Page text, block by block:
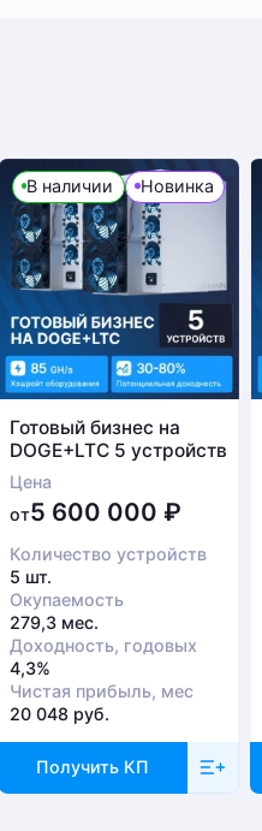
В наличии Новинка
Готовый бизнес на
DOGE+LTC 5 устройств
Цена
от5 600 000₽
Количество устройств
5 шт.
Окупаемость
279,3 мес.
Доходность, годовых
4,3%
Чистая прибыль, мес
20 048 руб.
Получить КП